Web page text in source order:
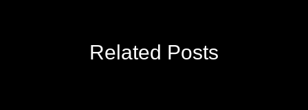
Related Posts